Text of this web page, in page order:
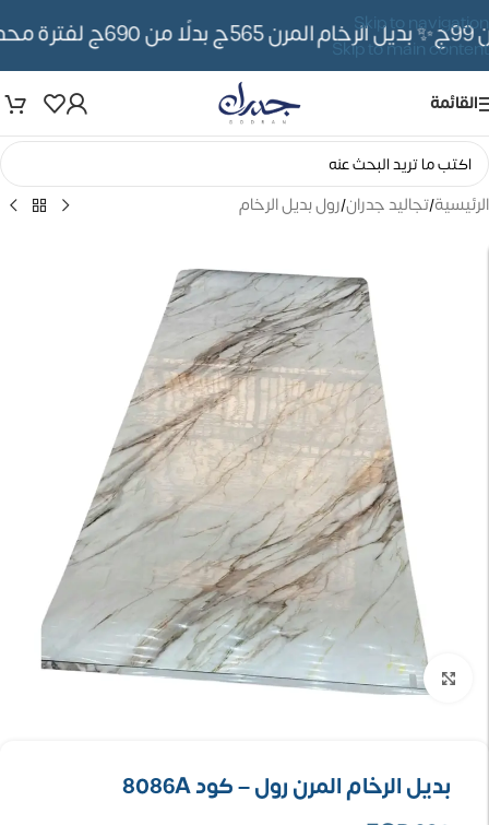
Skip to navigation
Skip to main content
✨ بديل الرخام المرن 565ج بدلًا من 690ج لفترة محدوده
القائمة
الرئيسية/تجاليد جدران/رول بديل الرخام
تكبير الصورة
بديل الرخام المرن رول – كود 8086A